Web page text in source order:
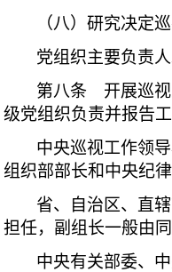
（八）研究决定
党组织主要负责
第八条 开展巡视
级党组织负责并报告
中央巡视工作领
组织部部长和中央纪
省、自治区、直
担任，副组长一般由
中央有关部委、